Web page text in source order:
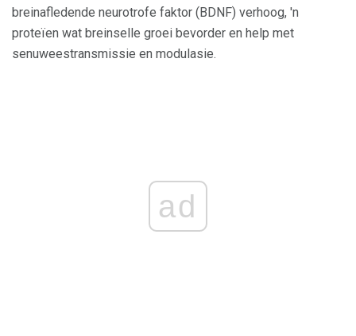
breinafledende neurotrofe faktor (BDNF) verhoog, 'n
proteïen wat breinselle groei bevorder en help met
senuweestransmissie en modulasie.
ad